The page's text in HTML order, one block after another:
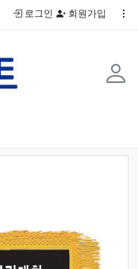
로그인 회원가입